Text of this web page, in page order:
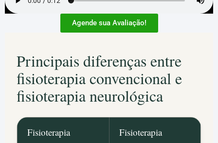
Agende sua Avaliação!
Principais diferenças entre
fisioterapia convencional e
fisioterapia neurológica
Fisioterapia
Fisioterapia